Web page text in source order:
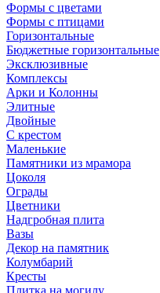
Формы с цветами
Формы с птицами
Горизонтальные
Бюджетные горизонтальные
Эксклюзивные
Комплексы
Арки и Колонны
Элитные
Двойные
С крестом
Маленькие
Памятники из мрамора
Цоколя
Ограды
Цветники
Надгробная плита
Вазы
Декор на памятник
Колумбарий
Кресты
Плитка на могилу